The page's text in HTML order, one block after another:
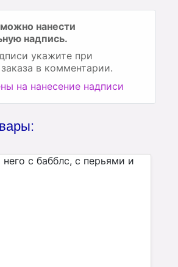
нанести
надпись.
укажите при
в комментарии.
на нанесение надписи